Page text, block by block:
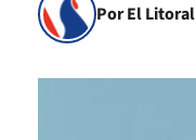
Por El Litoral